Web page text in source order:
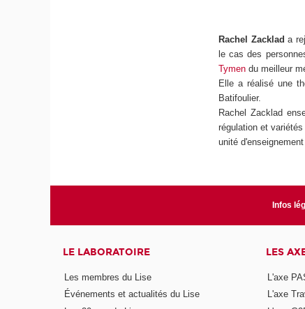
Rachel Zacklad a
le cas des
Tymendu meilleur
Elle a réalisé une
Batifoulier.
Rachel Zacklad
régulation et
unité
Infos
LE LABORATOIRE
Les membres du Lise
Événements et actualités du Lise
LES
L'axe
L'axe